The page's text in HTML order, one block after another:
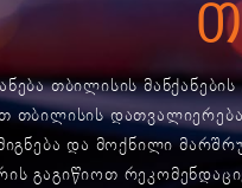
თბილისის მანქანების
თბილისის
და მოქნილი
გაგიწიოთ